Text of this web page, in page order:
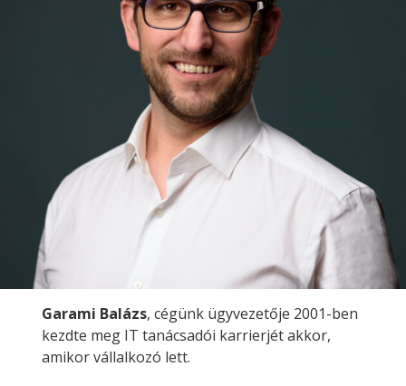
Garami Balázs, cégünk ügyvezetője 2001-ben
kezdte meg IT tanácsadói karrierjét akkor,
amikor vállalkozó lett.